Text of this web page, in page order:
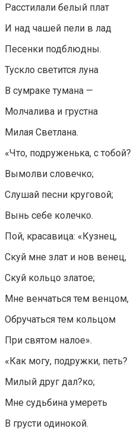
Расстилали белый плат
И над чашей пели в лад
Песенки подблюдны.
Тускло светится луна
В сумраке тумана —
Молчалива и грустна
Милая Светлана.
«Что, подруженька, с тобой?
Вымолви словечко;
Слушай песни круговой;
Вынь себе колечко.
Пой, красавица: «Кузнец,
Скуй мне злат и нов венец,
Скуй кольцо златое;
Мне венчаться тем венцом,
Обручаться тем кольцом
При святом налое».
«Как могу, подружки, петь?
Милый друг дал?ко;
Мне судьбина умереть
В грусти одинокой.